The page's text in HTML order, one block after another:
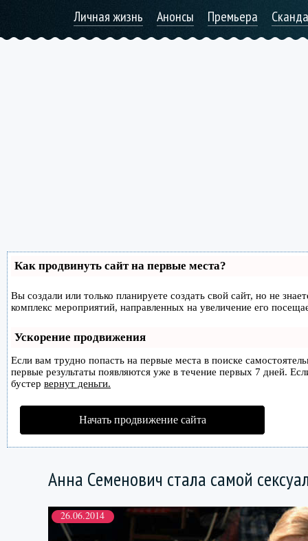
Личная жизнь Анонсы Премьера
Как продвинуть сайт на первые места?
Вы создали или только планируете создать свой сайт, но не
комплекс мероприятий, направленных на увеличение его
Ускорение продвижения
Если вам трудно попасть на первые места в поиске
первые результаты появляются уже в течение первых 7 дней.
бустер вернут деньги.
Начать продвижение сайта
Анна Семенович стала самой
26.06.2014